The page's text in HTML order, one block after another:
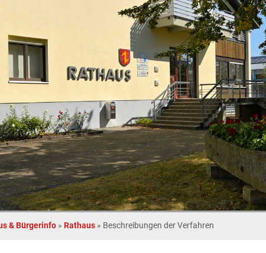
& Bürgerinfo » Rathaus » Beschreibungen der Verfahren